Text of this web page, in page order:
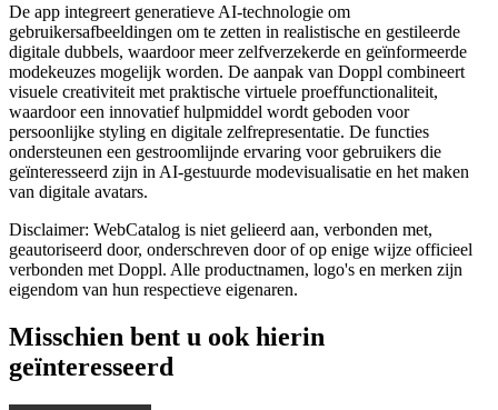
De app integreert generatieve AI-technologie om
gebruikersafbeeldingen om te zetten in realistische en gestileerde
digitale dubbels, waardoor meer zelfverzekerde en geïnformeerde
modekeuzes mogelijk worden. De aanpak van Doppl combineert
visuele creativiteit met praktische virtuele proeffunctionaliteit,
waardoor een innovatief hulpmiddel wordt geboden voor
persoonlijke styling en digitale zelfrepresentatie. De functies
ondersteunen een gestroomlijnde ervaring voor gebruikers die
geïnteresseerd zijn in AI-gestuurde modevisualisatie en het maken
van digitale avatars.
Disclaimer: WebCatalog is niet gelieerd aan, verbonden met,
geautoriseerd door, onderschreven door of op enige wijze officieel
verbonden met Doppl. Alle productnamen, logo's en merken zijn
eigendom van hun respectieve eigenaren.
Misschien bent u ook hierin
geïnteresseerd